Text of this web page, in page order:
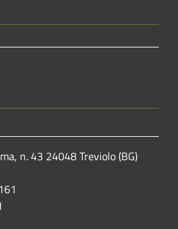
n. 43 24048 Treviolo (BG)